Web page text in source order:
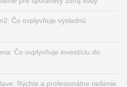
Čo ovplyvňuje výslednú
Čo ovplyvňuje investíciu do
Rýchle a profesionálne riešenie